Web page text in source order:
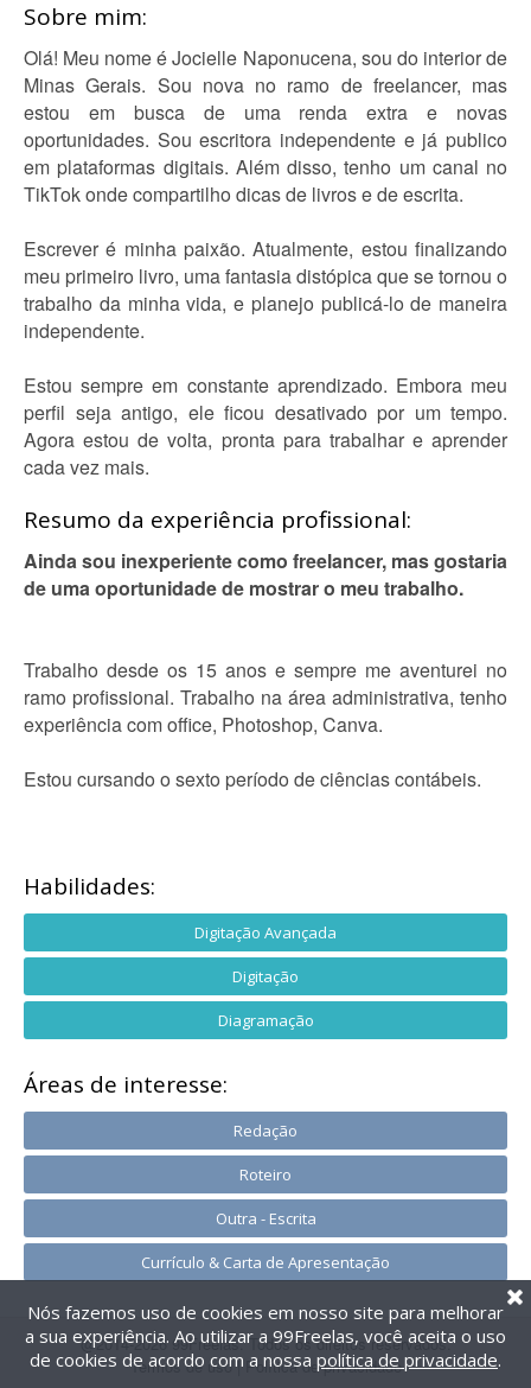
Sobre mim:
Olá! Meu nome é Jocielle Naponucena, sou do interior de
Minas Gerais. Sou nova no ramo de freelancer, mas
estou em busca de uma renda extra e novas
oportunidades. Sou escritora independente e já publico
em plataformas digitais. Além disso, tenho um canal no
TikTok onde compartilho dicas de livros e de escrita.
Escrever é minha paixão. Atualmente, estou finalizando
meu primeiro livro, uma fantasia distópica que se tornou o
trabalho da minha vida, e planejo publicá-lo de maneira
independente.
Estou sempre em constante aprendizado. Embora meu
perfil seja antigo, ele ficou desativado por um tempo.
Agora estou de volta, pronta para trabalhar e aprender
cada vez mais.
Resumo da experiência profissional:
Ainda sou inexperiente como freelancer, mas gostaria
de uma oportunidade de mostrar o meu trabalho.
Trabalho desde os 15 anos e sempre me aventurei no
ramo profissional. Trabalho na área administrativa, tenho
experiência com office, Photoshop, Canva.
Estou cursando o sexto período de ciências contábeis.
Habilidades:
Digitação Avançada
Digitação
Diagramação
Áreas de interesse:
Redação
Roteiro
Outra - Escrita
Currículo & Carta de Apresentação
@2014-2026 99Freelas. Todos os direitos reservados.
Termos de uso| Política de privacidade
Nós fazemos uso de cookies em nosso site para melhorar
a sua experiência. Ao utilizar a 99Freelas, você aceita o uso
de cookies de acordo com a nossa política de privacidade.